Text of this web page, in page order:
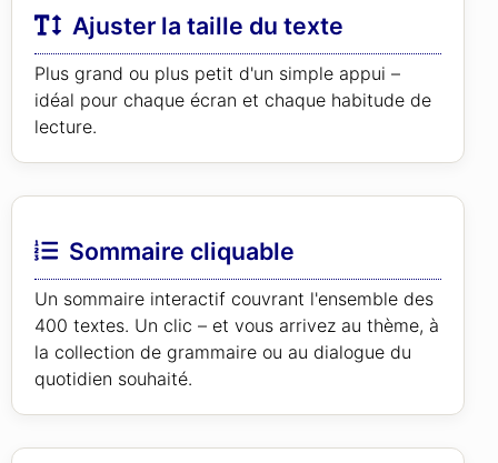
Ajuster la taille du texte
Plus grand ou plus petit d'un simple appui –
idéal pour chaque écran et chaque habitude de
lecture.
Sommaire cliquable
Un sommaire interactif couvrant l'ensemble des
400 textes. Un clic – et vous arrivez au thème, à
la collection de grammaire ou au dialogue du
quotidien souhaité.